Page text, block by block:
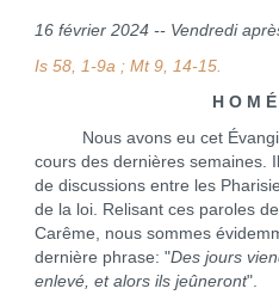
16 février 2024 -- Vendredi
Is 58, 1-9a ; Mt 9, 14-15.
H O M
Nous avons eu cet
cours des dernières semaines.
de discussions entre les
de la loi. Relisant ces paroles
Carême, nous sommes
dernière phrase: "Des jours
enlevé, et alors ils jeûneront".